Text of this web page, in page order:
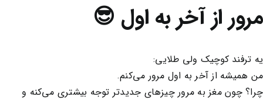
مرور از آخر به اول 😎
یه ترفند کوچیک ولی طلایی:
من همیشه از آخر به اول مرور می‌کنم.
چرا؟ چون مغز به مرور چیزهای جدیدتر توجه بیشتری می‌کنه و